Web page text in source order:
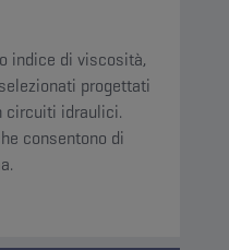
indice di viscosità,
progettati
circuiti idraulici.
consentono di